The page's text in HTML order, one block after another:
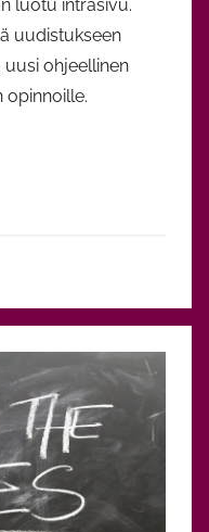
luotu intrasivu.
uudistukseen
ohjeellinen
opinnoille.